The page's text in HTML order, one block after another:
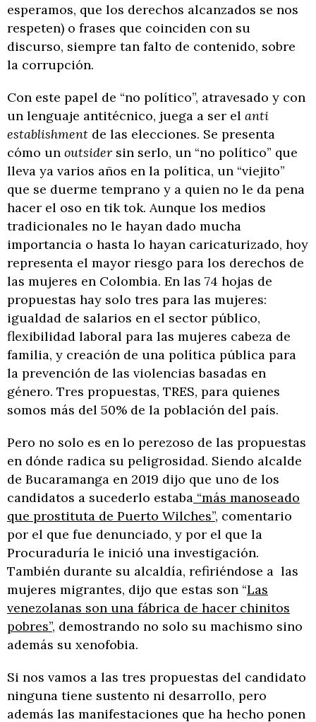
esperamos, que los derechos alcanzados se nos
respeten) o frases que coinciden con su
discurso, siempre tan falto de contenido, sobre
la corrupción.
Con este papel de “no político”, atravesado y con
un lenguaje antitécnico, juega a ser el anti
establishment de las elecciones. Se presenta
cómo un outsider sin serlo, un “no político” que
lleva ya varios años en la política, un “viejito”
que se duerme temprano y a quien no le da pena
hacer el oso en tik tok. Aunque los medios
tradicionales no le hayan dado mucha
importancia o hasta lo hayan caricaturizado, hoy
representa el mayor riesgo para los derechos de
las mujeres en Colombia. En las 74 hojas de
propuestas hay solo tres para las mujeres:
igualdad de salarios en el sector público,
flexibilidad laboral para las mujeres cabeza de
familia, y creación de una política pública para
la prevención de las violencias basadas en
género. Tres propuestas, TRES, para quienes
somos más del 50% de la población del país.
Pero no solo es en lo perezoso de las propuestas
en dónde radica su peligrosidad. Siendo alcalde
de Bucaramanga en 2019 dijo que uno de los
candidatos a sucederlo estaba “más manoseado
que prostituta de Puerto Wilches”, comentario
por el que fue denunciado, y por el que la
Procuraduría le inició una investigación.
También durante su alcaldía, refiriéndose a las
mujeres migrantes, dijo que estas son “Las
venezolanas son una fábrica de hacer chinitos
pobres”, demostrando no solo su machismo sino
además su xenofobia.
Si nos vamos a las tres propuestas del candidato
ninguna tiene sustento ni desarrollo, pero
además las manifestaciones que ha hecho ponen